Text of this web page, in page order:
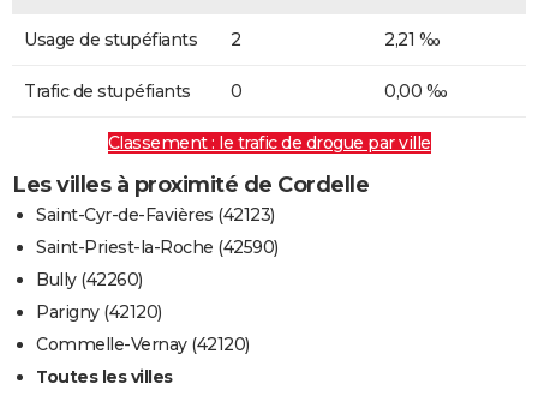
Usage de stupéfiants 2 2,21 ‰
Trafic de stupéfiants 0 0,00 ‰
Classement : le trafic de drogue par ville
Les villes à proximité de Cordelle
Saint-Cyr-de-Favières (42123)
Saint-Priest-la-Roche (42590)
Bully (42260)
Parigny (42120)
Commelle-Vernay (42120)
Toutes les villes